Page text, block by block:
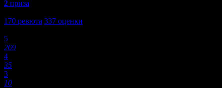
2 приза
170 ревюта 337 оценки
5
269
4
35
3
10